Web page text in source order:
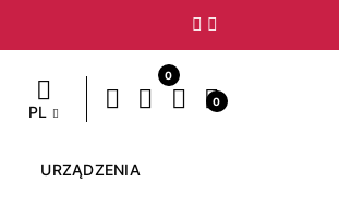
Następny
PL
0
0
URZĄDZENIA